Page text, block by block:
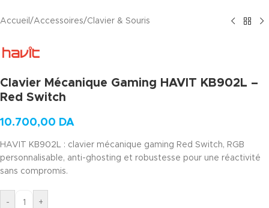
Accueil /Accessoires/Clavier & Souris
Clavier Mécanique Gaming HAVIT KB902L –
Red Switch
10.700,00 DA
HAVIT KB902L : clavier mécanique gaming Red Switch, RGB
personnalisable, anti-ghosting et robustesse pour une réactivité
sans compromis.
- +